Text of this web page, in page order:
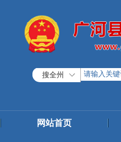
搜全州
网站首页